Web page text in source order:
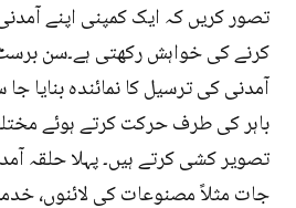
تصور کریں کہ ایک کمپنی اپنے
کرنے کی خواہش رکھتی ہے۔سن
آمدنی کی ترسیل کا نمائندہ بنایا
باہر کی طرف حرکت کرتے ہوئے
تصویر کشی کرتے ہیں۔ پہلا حلقہ
جات مثلاً مصنوعات کی لائنوں،